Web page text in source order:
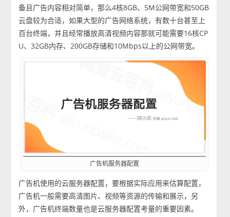
备且广告内容相对简单，那么4核8GB、5M公网带宽和50GB
云盘较为合适，如果大型的广告网络系统，有数十台甚至上
百台终端，并且经常播放高清视频内容那就可能需要16核CP
U、32GB内存、200GB存储和10Mbps以上的公网带宽。
广告机服务器配置
广告机使用的云服务器配置，要根据实际应用来估算配置，
广告机一般需要高清图片、视频等资源的传输和展示，另
外，广告机终端数量也是云服务器配置考量的重要因素。